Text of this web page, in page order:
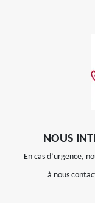
NOUS
En cas d’urgence,
à nous